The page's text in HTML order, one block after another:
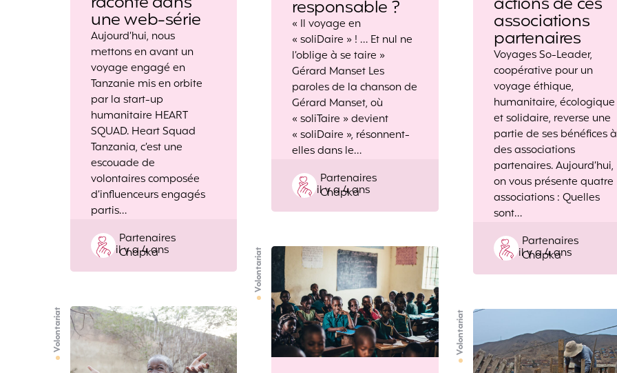
responsable ?
« Il voyage en
« soliDaire » ! … Et nul ne
l’oblige à se taire »
Gérard Manset Les
paroles de la chanson de
Gérard Manset, où
« soliTaire » devient
« soliDaire », résonnent-
elles dans le…
Posted
by
Partenaires
Chapka
il y a 4 ans
une web-série
Aujourd’hui, nous
mettons en avant un
voyage engagé en
Tanzanie mis en orbite
par la start-up
humanitaire HEART
SQUAD. Heart Squad
Tanzania, c’est une
escouade de
volontaires composée
d’influenceurs engagés
partis…
Posted
by
Partenaires
Chapka
il y a 4 ans
associations
partenaires
Voyages So-Leader,
coopérative pour un
voyage éthique,
humanitaire, écologique
et solidaire, reverse une
partie de ses bénéfices à
des associations
partenaires. Aujourd’hui,
on vous présente quatre
associations : Quelles
sont…
Posted
by
Partenaires
Chapka
il y a 4 ans
Volontariat
Volontariat Volontariat